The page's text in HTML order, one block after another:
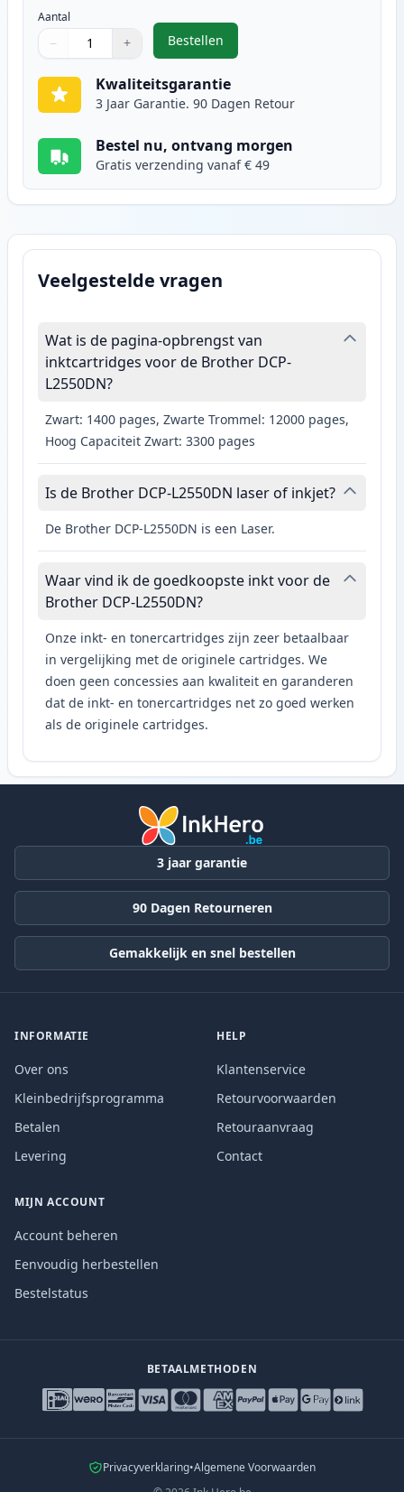
Aantal
Gebruik de knoppen om aan te passen
− +
1
Bestellen
,Brother DR2400 drum (Ink Hero
Kwaliteitsgarantie
3 Jaar Garantie. 90 Dagen Retour
Bestel nu, ontvang morgen
Gratis verzending vanaf € 49
Veelgestelde vragen
Wat is de pagina-opbrengst van
inktcartridges voor de Brother DCP-
L2550DN?
Zwart: 1400 pages, Zwarte Trommel: 12000 pages,
Hoog Capaciteit Zwart: 3300 pages
Is de Brother DCP-L2550DN laser of inkjet?
De Brother DCP-L2550DN is een Laser.
Waar vind ik de goedkoopste inkt voor de
Brother DCP-L2550DN?
Onze inkt- en tonercartridges zijn zeer betaalbaar
in vergelijking met de originele cartridges. We
doen geen concessies aan kwaliteit en garanderen
dat de inkt- en tonercartridges net zo goed werken
als de originele cartridges.
3 jaar garantie
90 Dagen Retourneren
Gemakkelijk en snel bestellen
INFORMATIE
Over ons
Kleinbedrijfsprogramma
Betalen
Levering
HELP
Klantenservice
Retourvoorwaarden
Retouraanvraag
Contact
MIJN ACCOUNT
Account beheren
Eenvoudig herbestellen
Bestelstatus
BETAALMETHODEN
Privacyverklaring•Algemene Voorwaarden